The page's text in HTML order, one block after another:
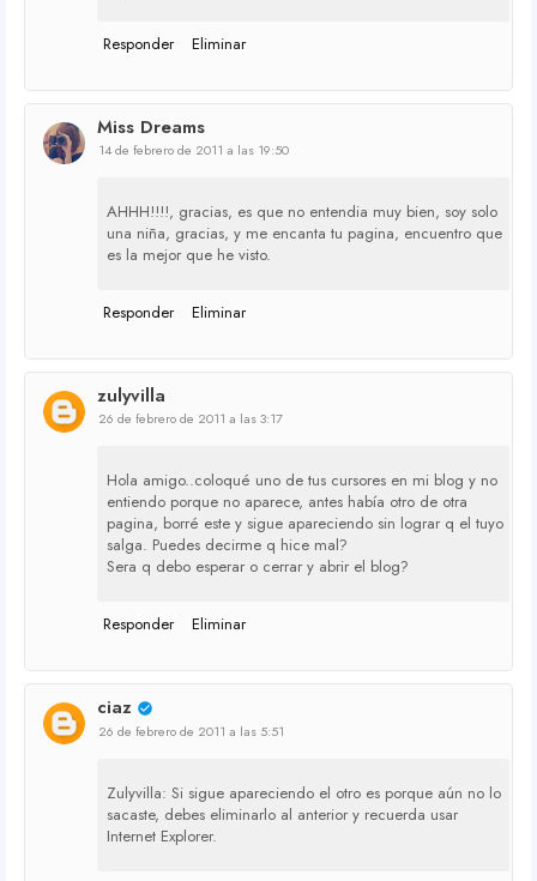
Responder Eliminar
Miss Dreams
14 de febrero de 2011 a las 19:50
AHHH!!!!, gracias, es que no entendia muy bien, soy solo
una niña, gracias, y me encanta tu pagina, encuentro que
es la mejor que he visto.
Responder Eliminar
zulyvilla
26 de febrero de 2011 a las 3:17
Hola amigo..coloqué uno de tus cursores en mi blog y no
entiendo porque no aparece, antes había otro de otra
pagina, borré este y sigue apareciendo sin lograr q el tuyo
salga. Puedes decirme q hice mal?
Sera q debo esperar o cerrar y abrir el blog?
Responder Eliminar
ciaz
26 de febrero de 2011 a las 5:51
Zulyvilla: Si sigue apareciendo el otro es porque aún no lo
sacaste, debes eliminarlo al anterior y recuerda usar
Internet Explorer.